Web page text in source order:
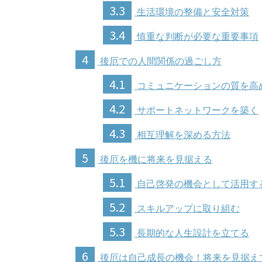
3.3 生活環境の整備と安全対策
3.4 慎重な判断が必要な重要事項
4 後厄での人間関係の過ごし方
4.1 コミュニケーションの質を高
4.2 サポートネットワークを築く
4.3 相互理解を深める方法
5 後厄を機に将来を見据える
5.1 自己啓発の機会として活用す
5.2 スキルアップに取り組む
5.3 長期的な人生設計を立てる
6 後厄は自己成長の機会！将来を見据え